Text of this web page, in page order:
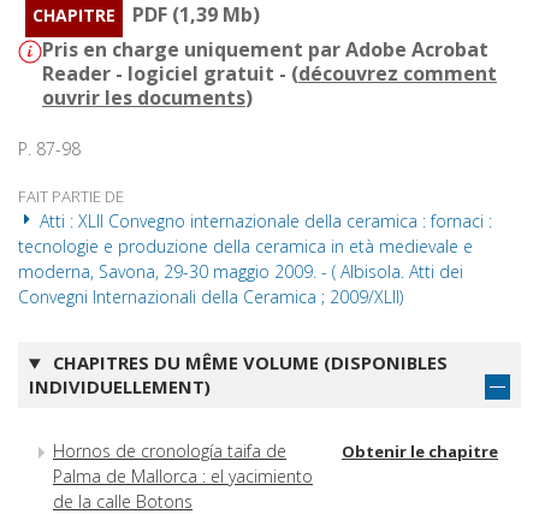
CHAPITRE
PDF (1,39 Mb)
Pris en charge uniquement par Adobe Acrobat
Reader - logiciel gratuit - (découvrez comment
ouvrir les documents)
P. 87-98
FAIT PARTIE DE
Atti : XLII Convegno internazionale della ceramica : fornaci :
tecnologie e produzione della ceramica in età medievale e
moderna, Savona, 29-30 maggio 2009. - ( Albisola. Atti dei
Convegni Internazionali della Ceramica ; 2009/XLII)
CHAPITRES DU MÊME VOLUME (DISPONIBLES
INDIVIDUELLEMENT)
Hornos de cronología taifa de
Palma de Mallorca : el yacimiento
de la calle Botons
Obtenir le chapitre